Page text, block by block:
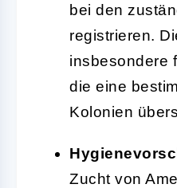
bei den
registrieren.
insbesondere
die eine
Kolonien
Zucht von